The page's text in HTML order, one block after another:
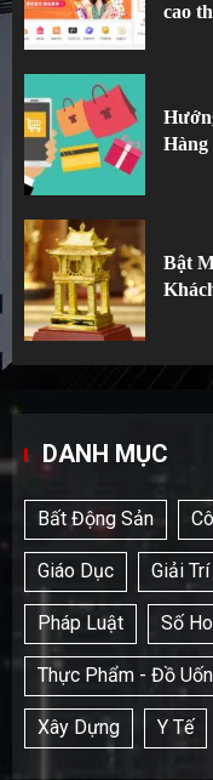
cao
Hàng
Bật
DANH MỤC
Bất Động Sản
Giáo Dục Giải Trí
Pháp Luật Số
Thực Phẩm - Đồ
Xây Dựng Y Tế